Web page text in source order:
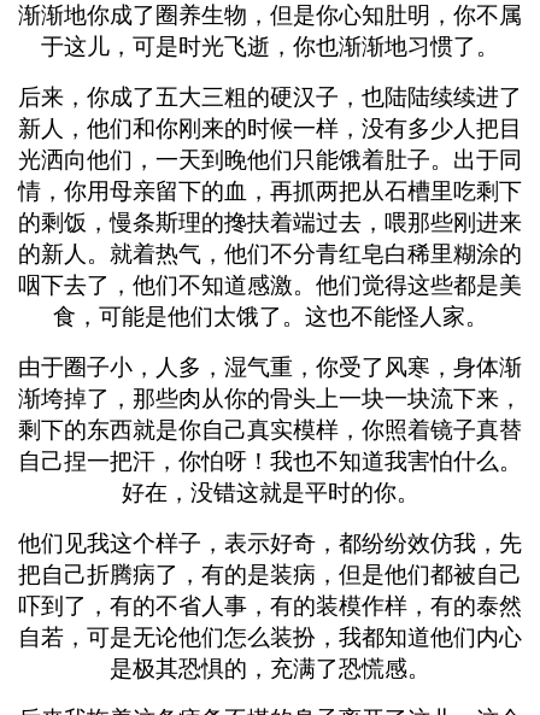
渐渐地你成了圈养生物，但是你心知肚明，你不属
于这儿，可是时光飞逝，你也渐渐地习惯了。
后来，你成了五大三粗的硬汉子，也陆陆续续进了
新人，他们和你刚来的时候一样，没有多少人把目
光洒向他们，一天到晚他们只能饿着肚子。出于同
情，你用母亲留下的血，再抓两把从石槽里吃剩下
的剩饭，慢条斯理的搀扶着端过去，喂那些刚进来
的新人。就着热气，他们不分青红皂白稀里糊涂的
咽下去了，他们不知道感激。他们觉得这些都是美
食，可能是他们太饿了。这也不能怪人家。
由于圈子小，人多，湿气重，你受了风寒，身体渐
渐垮掉了，那些肉从你的骨头上一块一块流下来，
剩下的东西就是你自己真实模样，你照着镜子真替
自己捏一把汗，你怕呀！我也不知道我害怕什么。
好在，没错这就是平时的你。
他们见我这个样子，表示好奇，都纷纷效仿我，先
把自己折腾病了，有的是装病，但是他们都被自己
吓到了，有的不省人事，有的装模作样，有的泰然
自若，可是无论他们怎么装扮，我都知道他们内心
是极其恐惧的，充满了恐慌感。